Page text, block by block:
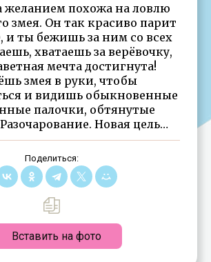
желанием похожа на ловлю
змея. Он так красиво парит
ты бежишь за ним со всех
хватаешь за верёвочку,
мечта достигнута!
змея в руки, чтобы
и видишь обыкновенные
палочки, обтянутые
Новая цель…
Поделиться:
Вставить на фото